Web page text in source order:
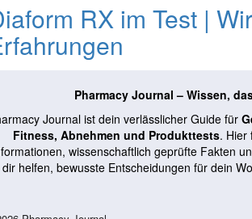
RX im Test |
Pharmacy Journal – Wissen,
Journal ist dein verlässlicher Guide für
Fitness, Abnehmen und Produkttests. Hier
wissenschaftlich geprüfte Fakten
dir helfen, bewusste Entscheidungen für dein